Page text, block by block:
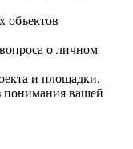
объектов
о личном
и площадки.
понимания вашей